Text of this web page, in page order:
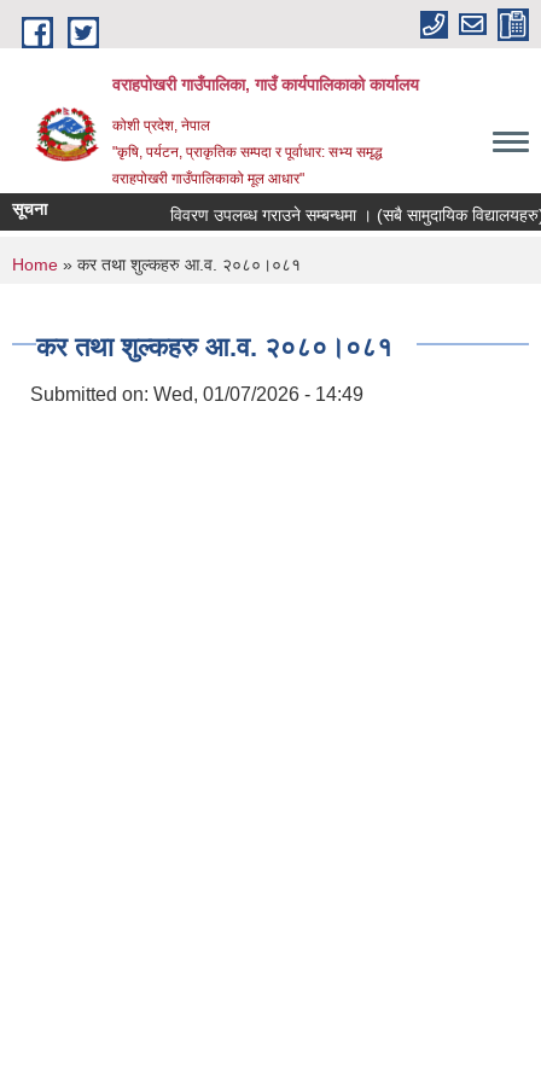
Skip to main content
वराहपोखरी गाउँपालिका, गाउँ कार्यपालिकाको कार्यालय
कोशी प्रदेश, नेपाल
"कृषि, पर्यटन, प्राकृतिक सम्पदा र पूर्वाधार: सभ्य समृद्ध
वराहपोखरी गाउँपालिकाको मूल आधार"
सूचना विवरण उपलब्ध गराउने सम्बन्धमा । (सबै सामुदायिक विद्यालयहरु)
You are here
Home » कर तथा शुल्कहरु आ.व. २०८०।०८१
कर तथा शुल्कहरु आ.व. २०८०।०८१
Submitted on: Wed, 01/07/2026 - 14:49